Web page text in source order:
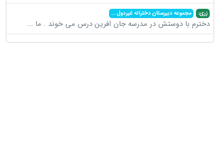
زری: مجموعه دبیرستان دخترانه غیردول...
دخترم با دوستش در مدرسه جان افرین درس می خوند . ما ...